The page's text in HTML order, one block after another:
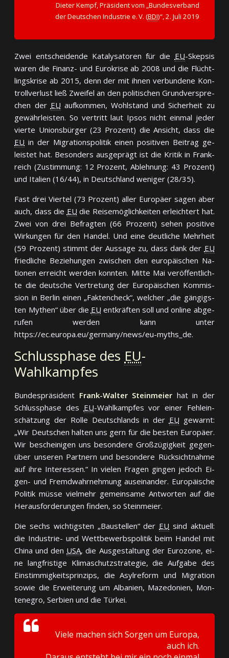
Dieter Kempf, Prä­si­dent vom „Bun­des­ver­band
der Deut­schen In­dus­trie e. V. (BDI)“, 2. Ju­li 2019
Zwei ent­schei­den­de Ka­ta­ly­sa­to­ren für die EU-Skep­sis
wa­ren die Fi­nanz- und Eu­ro­kri­se ab 2008 und die Flücht­
lings­kri­se ab 2015, denn der mit ih­nen ver­bun­de­ne Kon­
troll­ver­lust ließ Zwei­fel an den po­li­ti­schen Grund­ver­spre­
chen der EU auf­kom­men, Wohl­stand und Si­cher­heit zu
ge­währ­leis­ten. So ver­tritt laut Ip­sos nicht ein­mal je­der
vier­te Un­ions­bür­ger (23 Pro­zent) die An­sicht, dass die
EU in der Mi­gra­tions­po­li­tik ei­nen po­si­ti­ven Bei­trag ge­
leis­tet hat. Be­son­ders aus­ge­prägt ist die Kri­tik in Frank­
reich (Zu­stim­mung: 12 Pro­zent, Ab­leh­nung: 43 Pro­zent)
und Ita­lien (16‍/‍44), in Deutsch­land we­ni­ger (28‍/‍35).
Fast drei Vier­tel (73 Pro­zent) al­ler Eu­ro­päer sa­gen aber
auch, dass die EU die Rei­se­mög­lich­kei­ten er­leich­tert hat.
Zwei von drei Be­frag­ten (66 Pro­zent) se­hen po­si­ti­ve
Wir­kun­gen für den Han­del. Und ei­ne deut­li­che Mehr­heit
(59 Pro­zent) stimmt der Aus­sa­ge zu, dass dank der EU
fried­li­che Be­zie­hun­gen zwi­schen den eu­ro­päi­schen Na­
tio­nen er­reicht wer­den konn­ten. Mit­te Mai ver­öf­fent­lich­
te die deut­sche Ver­tre­tung der Eu­ro­päi­schen Kom­mis­
sion in Ber­lin ei­nen „Fak­ten­check“, wel­cher „die gän­gigs­
ten My­then“ über die EU ent­kräf­ten soll und on­line ab­ge­
ru­fen wer­den kann un­ter
https://ec.europa.eu/germany/news/eu-myths_de.
Schlussphase des EU-
Wahlkampfes
Bun­des­prä­si­dent Frank-Walter Steinmeier hat in der
Schluss­pha­se des EU-Wahl­kamp­fes vor ei­ner Fehl­ein­
schät­zung der Rol­le Deutsch­lands in der EU ge­warnt:
„Wir Deut­schen hal­ten uns gern für die bes­ten Eu­ro­päer.
Wir be­schei­ni­gen uns be­son­de­re Groß­zü­gig­keit ge­gen­
über un­se­ren Part­nern und be­son­de­re Rück­sicht­nah­me
auf ih­re In­ter­es­sen.“ In vie­len Fra­gen gin­gen je­doch Ei­
gen- und Fremd­wahr­neh­mung aus­ein­an­der. Eu­ro­pä­ische
Po­li­tik müs­se viel­mehr ge­mein­sa­me Ant­wor­ten auf die
Heraus­for­de­run­gen fin­den, so Steinmeier.
Die sechs wich­tigs­ten „Bau­stel­len“ der EU sind ak­tuell:
die In­dus­trie- und Wett­be­werbs­po­li­tik beim Han­del mit
Chi­na und den USA, die Aus­ge­stal­tung der Eu­ro­zo­ne, ei­
ne lang­fris­ti­ge Kli­ma­schutz­stra­te­gie, die Auf­ga­be des
Ein­stim­mig­keits­prin­zips, die Asyl­re­form und Mi­gra­tion
so­wie die Er­wei­te­rung um Al­ba­nien, Ma­ze­do­nien, Mon­
te­ne­gro, Ser­bien und die Tür­kei.
Vie­le ma­chen sich Sor­gen um Eu­ro­pa,
auch ich.